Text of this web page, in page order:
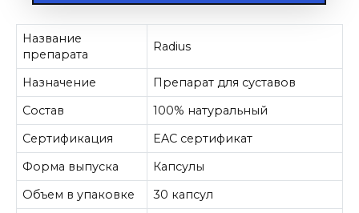
Название
препарата
Radius
Назначение
Препарат для суставов
Состав
100% натуральный
Сертификация
EAC сертификат
Форма выпуска
Капсулы
Объем в упаковке
30 капсул